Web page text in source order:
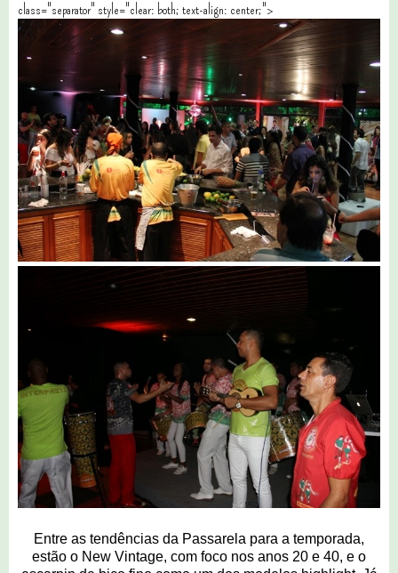
class="separator" style="clear: both; text-align: center;">
Entre as tendências da Passarela para a temporada,
estão o New Vintage, com foco nos anos 20 e 40, e o